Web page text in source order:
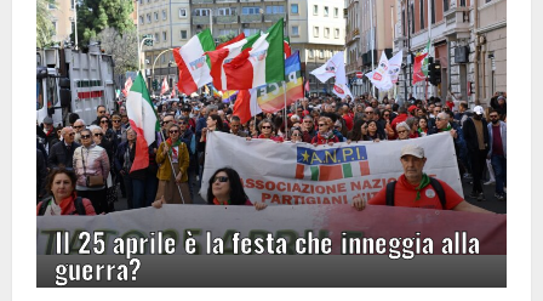
Il 25 aprile è la festa che inneggia alla
guerra?